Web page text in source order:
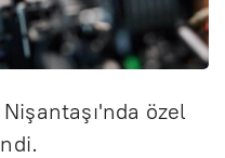
özel